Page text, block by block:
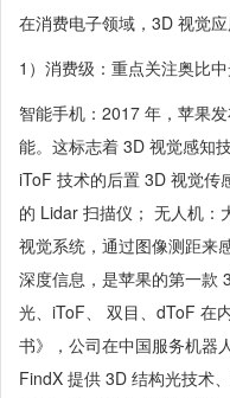
在消费电子领域，3D 视觉
1）消费级：重点关注奥比
智能手机：2017 年，苹果
能。这标志着 3D 视觉感知
iToF 技术的后置 3D 视觉传
的 Lidar 扫描仪； 无人机
视觉系统，通过图像测距来
深度信息，是苹果的第一款
光、iToF、 双目、dToF 在
书》，公司在中国服务机器
FindX 提供 3D 结构光技术